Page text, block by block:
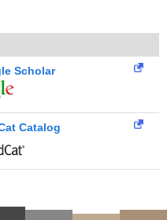
Scholar
Catalog